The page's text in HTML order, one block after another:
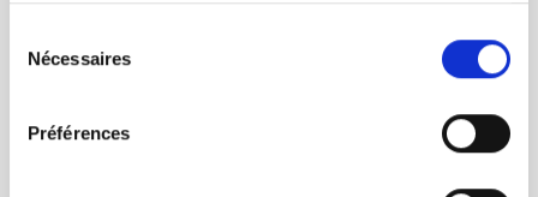
personnelles. Sélectionnez « Gérer le consentement »
pour gérer vos préférences de consentement. Une fois
confirmées, vos préférences de consentement sont
conservées. Vous pouvez modifier vos préférences ou
Nécessaires
Préférences